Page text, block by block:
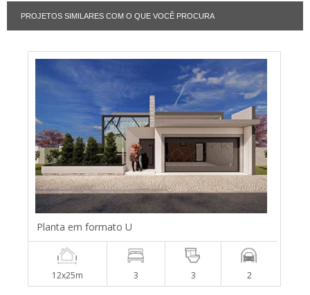
PROJETOS SIMILARES COM O QUE VOCÊ PROCURA
Planta em formato U
12x25m 3 3 2